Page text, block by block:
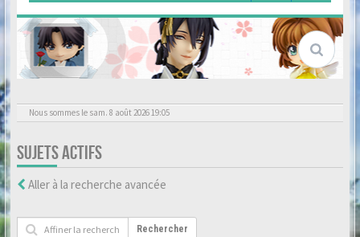
Nous sommes le sam. 8 août 2026 19:05
SUJETS ACTIFS
Aller à la recherche avancée
Rechercher